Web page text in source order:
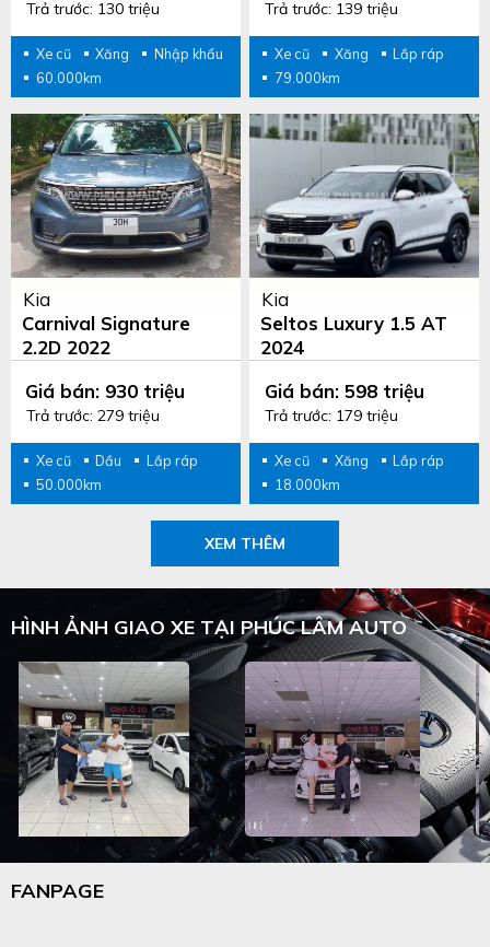
Trả trước: 130 triệu
Xe cũ Xăng
Nhập khẩu
60.000km
Trả trước: 139 triệu
Xe cũ Xăng
Lắp ráp
79.000km
Kia
Carnival Signature
2.2D 2022
Giá bán: 930 triệu
Trả trước: 279 triệu
Xe cũ Dầu
Lắp ráp
50.000km
Kia
Seltos Luxury 1.5 AT
2024
Giá bán: 598 triệu
Trả trước: 179 triệu
Xe cũ Xăng
Lắp ráp
18.000km
XEM THÊM
HÌNH ẢNH GIAO XE TẠI PHÚC LÂM AUTO
FANPAGE